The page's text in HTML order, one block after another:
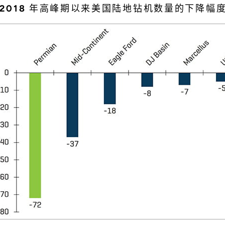
年高峰期以来美国陆地钻机数量的下降幅